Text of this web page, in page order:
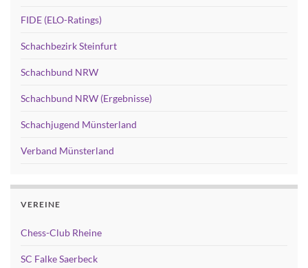
FIDE (ELO-Ratings)
Schachbezirk Steinfurt
Schachbund NRW
Schachbund NRW (Ergebnisse)
Schachjugend Münsterland
Verband Münsterland
VEREINE
Chess-Club Rheine
SC Falke Saerbeck